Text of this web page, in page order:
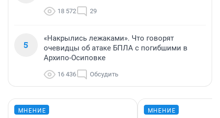
18 572 29
5
«Накрылись лежаками». Что говорят
очевидцы об атаке БПЛА с погибшими в
Архипо-Осиповке
16 436 Обсудить
МНЕНИЕ МНЕНИЕ